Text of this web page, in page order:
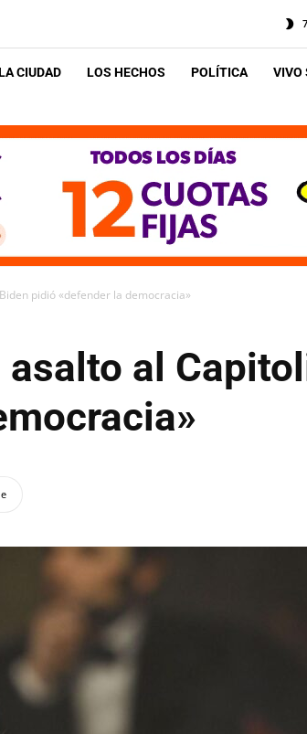
CIUDAD LOS HECHOS POLÍTICA VIVO
pidió «defender la democracia»
al